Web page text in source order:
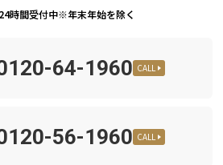
時間受付中※年末年始を除く
64-1960 CALL
56-1960 CALL